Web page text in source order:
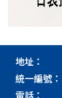
地址：
統一編號：
電話：